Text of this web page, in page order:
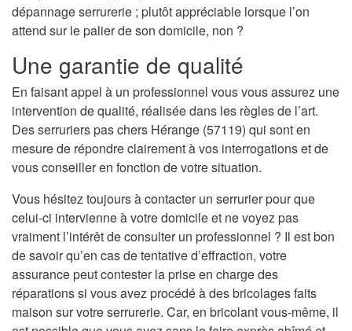
dépannage serrurerie ; plutôt appréciable lorsque l’on
attend sur le palier de son domicile, non ?
Une garantie de qualité
En faisant appel à un professionnel vous vous assurez une
intervention de qualité, réalisée dans les règles de l’art.
Des serruriers pas chers Hérange (57119) qui sont en
mesure de répondre clairement à vos interrogations et de
vous conseiller en fonction de votre situation.
Vous hésitez toujours à contacter un serrurier pour que
celui-ci intervienne à votre domicile et ne voyez pas
vraiment l’intérêt de consulter un professionnel ? Il est bon
de savoir qu’en cas de tentative d’effraction, votre
assurance peut contester la prise en charge des
réparations si vous avez procédé à des bricolages faits
maison sur votre serrurerie. Car, en bricolant vous-même, il